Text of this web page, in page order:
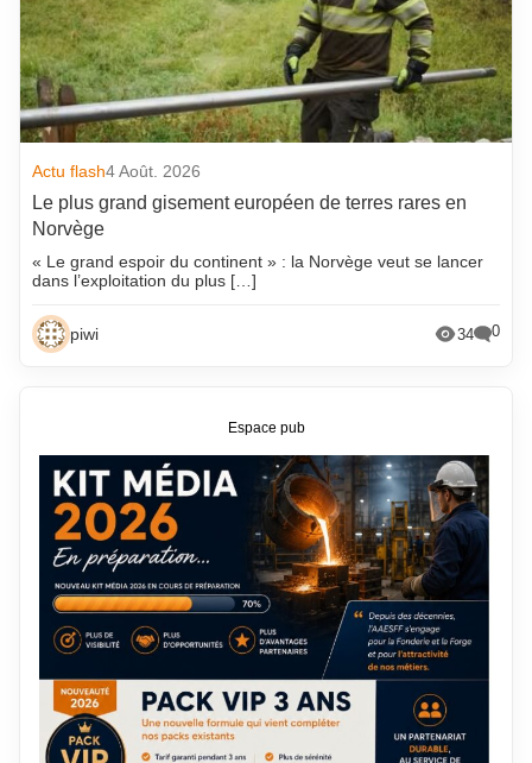
Actu flash4 Août. 2026
Le plus grand gisement européen de terres rares en
Norvège
« Le grand espoir du continent » : la Norvège veut se lancer
dans l’exploitation du plus […]
piwi 34 0
Espace pub